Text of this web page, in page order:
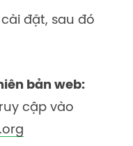
đặt, sau đó
bản web:
cập vào